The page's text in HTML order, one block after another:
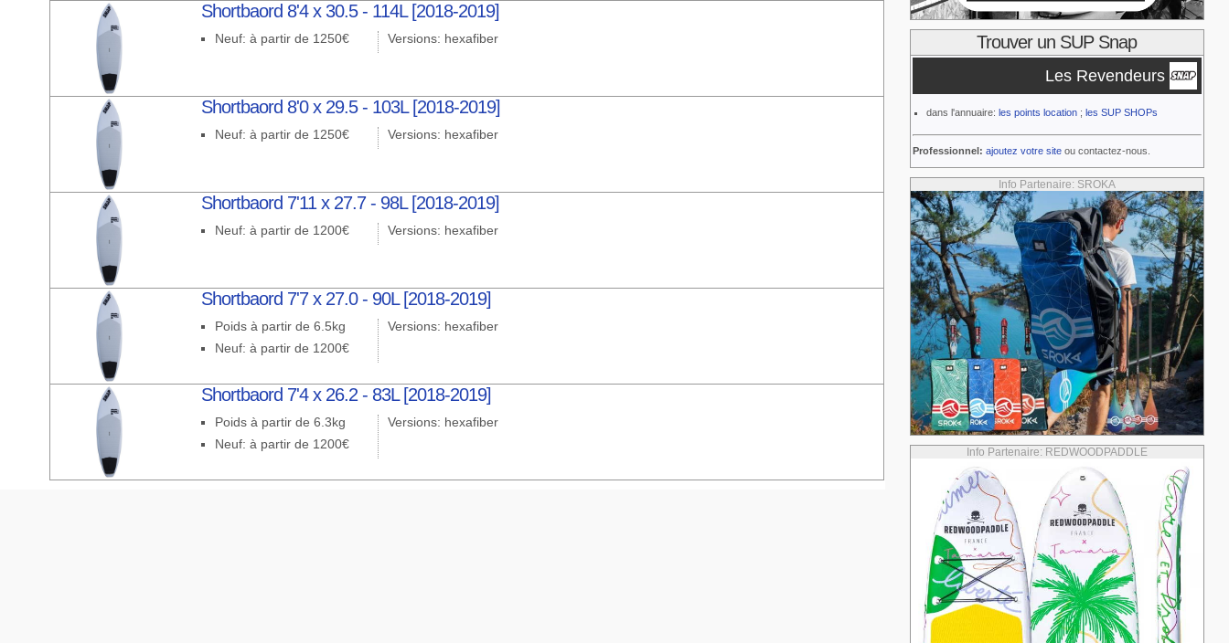
Shortbaord 8'4 x 30.5 - 114L [2018-2019]
Neuf: à partir de 1250€ Versions: hexafiber
Shortbaord 8'0 x 29.5 - 103L [2018-2019]
Neuf: à partir de 1250€ Versions: hexafiber
Shortbaord 7'11 x 27.7 - 98L [2018-2019]
Neuf: à partir de 1200€ Versions: hexafiber
Shortbaord 7'7 x 27.0 - 90L [2018-2019]
Poids à partir de 6.5kg
Neuf: à partir de 1200€
Versions: hexafiber
Shortbaord 7'4 x 26.2 - 83L [2018-2019]
Poids à partir de 6.3kg
Neuf: à partir de 1200€
Versions: hexafiber
Trouver un SUP Snap
Les Revendeurs
dans l'annuaire: les points location; les SUP SHOPs
Professionnel: ajoutez votre siteou contactez-nous.
Info Partenaire: SROKA
Info Partenaire: REDWOODPADDLE